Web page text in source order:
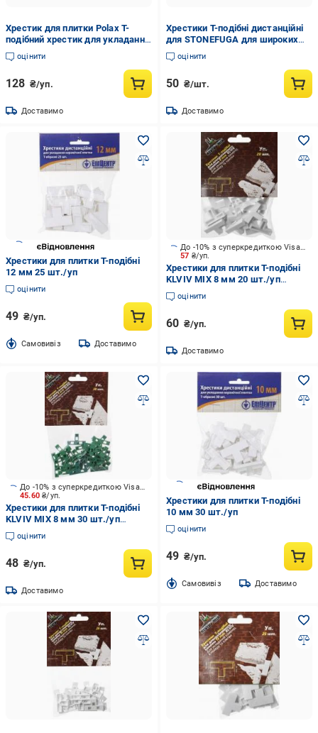
Хрестик для плитки Polax Т-
подібний хрестик для укладання
плитки 12 мм 100 шт. (1000-230)
оцінити
128 ₴/уп.
Доставимо
Хрестики Т-подібні дистанційні
для STONEFUGA для широких
швів 8 мм 20 шт.
оцінити
50 ₴/шт.
Доставимо
Хрестики для плитки Т-подібні
12 мм 25 шт./уп
оцінити
49 ₴/уп.
Cамовивіз Доставимо
57 ₴/уп.
До -10% з суперкредиткою Visa Вигода
Хрестики для плитки Т-подібні
KLVIV MIX 8 мм 20 шт./уп
KL02Т08
оцінити
60 ₴/уп.
Доставимо
45.60₴/уп.
До -10% з суперкредиткою Visa Вигода
Хрестики для плитки Т-подібні
KLVIV MIX 8 мм 30 шт./уп
KL02Т08У
оцінити
48 ₴/уп.
Доставимо
Хрестики для плитки Т-подібні
10 мм 30 шт./уп
оцінити
49 ₴/уп.
Cамовивіз Доставимо